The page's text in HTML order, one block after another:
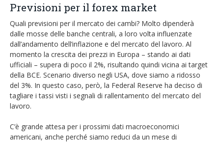
Previsioni per il forex market
Quali previsioni per il mercato dei cambi? Molto dipenderà
dalle mosse delle banche centrali, a loro volta influenzate
dall’andamento dell’inflazione e del mercato del lavoro. Al
momento la crescita dei prezzi in Europa – stando ai dati
ufficiali – supera di poco il 2%, risultando quindi vicina ai target
della BCE. Scenario diverso negli USA, dove siamo a ridosso
del 3%. In questo caso, però, la Federal Reserve ha deciso di
tagliare i tassi visti i segnali di rallentamento del mercato del
lavoro.
C’è grande attesa per i prossimi dati macroeconomici
americani, anche perché siamo reduci da un mese di